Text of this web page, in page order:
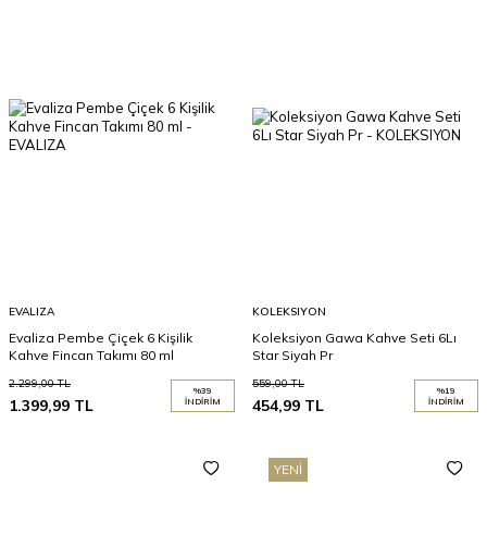
EVALIZA
Evaliza Pembe Çiçek 6 Kişilik
Kahve Fincan Takımı 80 ml
2.299,00TL
1.399,99 TL
%39
İNDIRIM
KOLEKSIYON
Koleksiyon Gawa Kahve Seti 6Lı
Star Siyah Pr
559,00TL
454,99 TL
%19
İNDIRIM
YENI